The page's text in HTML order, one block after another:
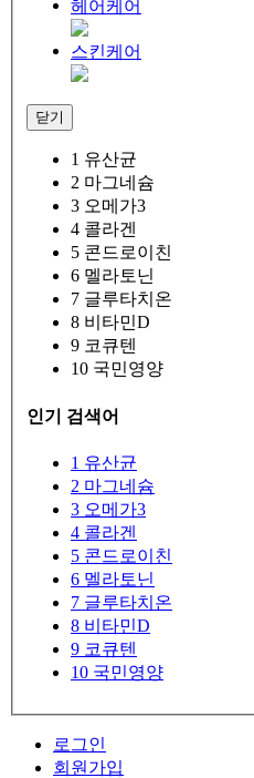
헤어케어
스킨케어
닫기
1 유산균
2 마그네슘
3 오메가3
4 콜라겐
5 콘드로이친
6 멜라토닌
7 글루타치온
8 비타민D
9 코큐텐
10 국민영양
인기 검색어
1 유산균
2 마그네슘
3 오메가3
4 콜라겐
5 콘드로이친
6 멜라토닌
7 글루타치온
8 비타민D
9 코큐텐
10 국민영양
로그인
회원가입